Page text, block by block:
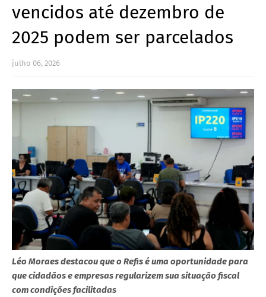
vencidos até dezembro de
2025 podem ser parcelados
julho 06, 2026
Léo Moraes destacou que o Refis é uma oportunidade para
que cidadãos e empresas regularizem sua situação fiscal
com condições facilitadas